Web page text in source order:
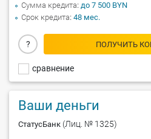
сравнение
? ПОЛУЧИТЬ
Сумма кредита до 7 500 BYN
Срок кредита 48 мес.
Ваши деньги
СтатусБанк (Лиц. № 1325)